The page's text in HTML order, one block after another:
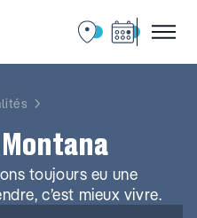
Montana
toujours eu une
c’est mieux vivre.